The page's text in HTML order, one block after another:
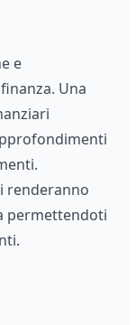
e
Una
renderanno
permettendoti